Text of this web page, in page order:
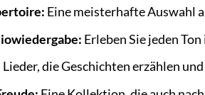
Eine meisterhafte Auswahl
Erleben Sie jeden
Lieder, die Geschichten erzählen